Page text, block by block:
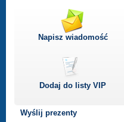
Napisz wiadomość
Dodaj do listyVIP
Wyślij prezenty